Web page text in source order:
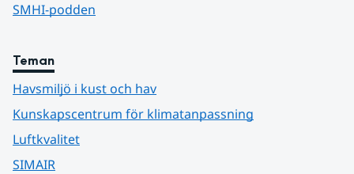
SMHI-podden
Teman
Havsmiljö i kust och hav
Kunskapscentrum för klimatanpassning
Luftkvalitet
SIMAIR